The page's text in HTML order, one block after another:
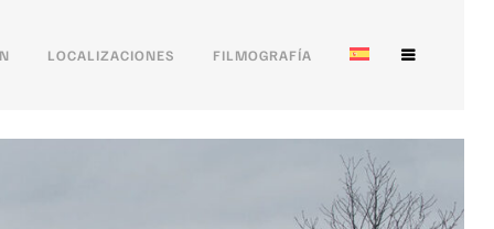
LOCALIZACIONES FILMOGRAFÍA